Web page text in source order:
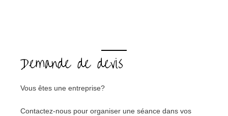
Demande de devis
Vous êtes une entreprise?
Contactez-nous pour organiser une séance dans vos